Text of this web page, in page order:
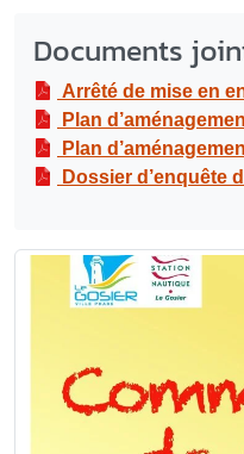
Documents
Arrêté de mise en
Plan
Plan
Dossier d’enquête